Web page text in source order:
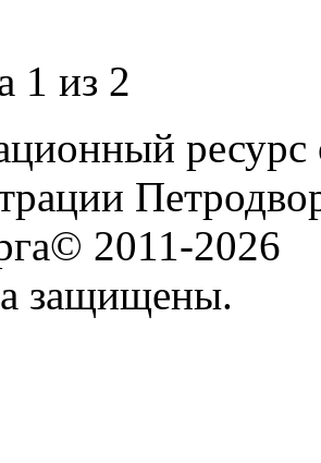
1 из 2
ресурс
2011-2026
защищены.